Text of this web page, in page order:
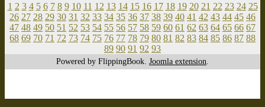
1 2 3 4 5 6 7 8 9 10 11 12 13 14 15 16 17 18 19 20 21 22 23 24 25
26 27 28 29 30 31 32 33 34 35 36 37 38 39 40 41 42 43 44 45 46
47 48 49 50 51 52 53 54 55 56 57 58 59 60 61 62 63 64 65 66 67
68 69 70 71 72 73 74 75 76 77 78 79 80 81 82 83 84 85 86 87 88
89 90 91 92 93
Powered by FlippingBook. Joomla extension